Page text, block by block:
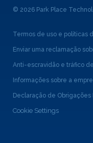
© 2026 Park Place
Termos de uso e políticas
Enviar uma reclamação
Anti-escravidão e tráfico
Informações sobre a
Declaração de Obrigações
Cookie Settings